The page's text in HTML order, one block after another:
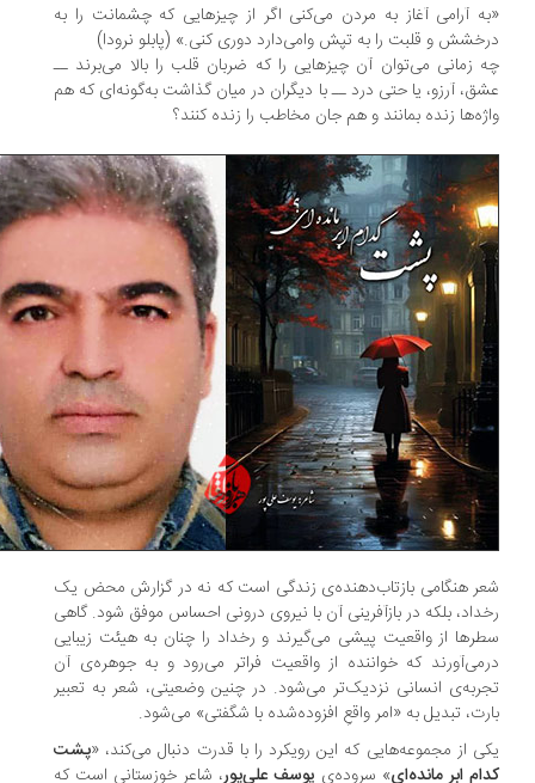
آرامی آغاز به مردن می‌کنی اگر از چیزهایی که چشمانت را به
و قلبت را به تپش وامی‌دارد دوری کنی.» (پابلو نرودا)
زمانی می‌توان آن چیزهایی را که ضربان قلب را بالا می‌برند ــ
آرزو، یا حتی درد ــ با دیگران در میان گذاشت به‌گونه‌ای که هم
زنده بمانند و هم جان مخاطب را زنده کنند؟
هنگامی بازتاب‌دهنده‌ی زندگی است که نه در گزارش محض یک
بلکه در بازآفرینی آن با نیروی درونی احساس موفق شود. گاهی
از واقعیت پیشی می‌گیرند و رخداد را چنان به هیئت زیبایی
که خواننده از واقعیت فراتر می‌رود و به جوهره‌ی آن
انسانی نزدیک‌تر می‌شود. در چنین وضعیتی، شعر به تعبیر
تبدیل به «امر واقعِ افزوده‌شده با شگفتی» می‌شود.
از مجموعه‌هایی که این رویکرد را با قدرت دنبال می‌کند، «پشت
ابر مانده‌ای» سروده‌ییوسف علی‌پور ، شاعر خوزستانی است که